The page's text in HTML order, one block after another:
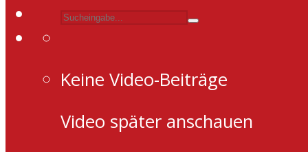
Keine Video-Beiträge
Video später anschauen